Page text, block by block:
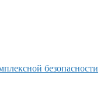
безопасности